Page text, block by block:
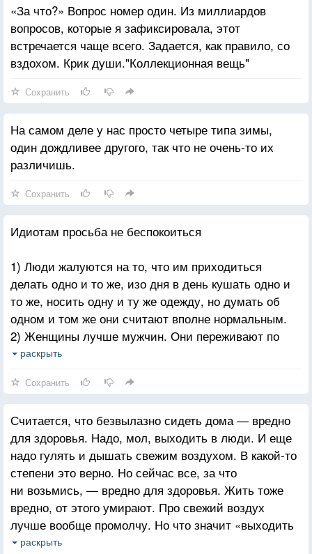
«За что?» Вопрос номер один. Из миллиардов
вопросов, которые я зафиксировала, этот
встречается чаще всего. Задается, как правило, со
вздохом. Крик души."Коллекционная вещь"
Сохранить
На самом деле у нас просто четыре типа зимы,
один дождливее другого, так что не очень-то их
различишь.
Сохранить
Идиотам просьба не беспокоиться
1) Люди жалуются на то, что им приходиться
делать одно и то же, изо дня в день кушать одно и
то же, носить одну и ту же одежду, но думать об
одном и том же они считают вполне нормальным.
2) Женщины лучше мужчин. Они переживают по
пустякам, из-за затяжек на чулках, тяжелых
транспорте, они боятся пауков и мышей, но когда
дело касается чего-то по-настоящему страшного,
они действуют решительно и хладнокровно.
3) У человека должен быть шанс разочароваться во
всем до конца.
4) Наверное, это и есть зрелость: когда тебе
перестают читать наставления, и ты начинаешь
просто ходить по кругу, увязая в каждодневной
рутине, значит, ты окончательно повзрослел.
Если останавливаться всякий раз, когда тебя
раскрыть
Сохранить
Считается, что безвылазно сидеть дома — вредно
для здоровья. Надо, мол, выходить в люди. И еще
надо гулять и дышать свежим воздухом. В какой-то
степени это верно. Но сейчас все, за что
ни возьмись, — вредно для здоровья. Жить тоже
вредно, от этого умирают. Про свежий воздух
лучше вообще промолчу. Но что значит «выходить
в люди»? Наблюдать за ежедневным абсурдом,
раскрыть